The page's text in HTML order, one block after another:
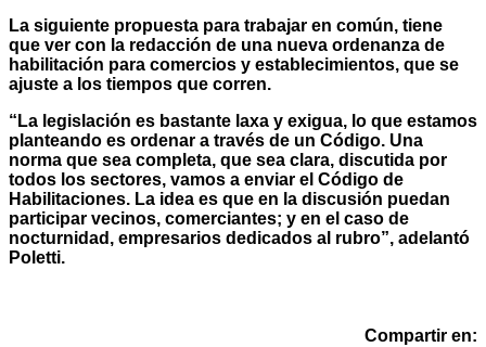
La siguiente propuesta para trabajar en común, tiene
que ver con la redacción de una nueva ordenanza de
habilitación para comercios y establecimientos, que se
ajuste a los tiempos que corren.
“La legislación es bastante laxa y exigua, lo que estamos
planteando es ordenar a través de un Código. Una
norma que sea completa, que sea clara, discutida por
todos los sectores, vamos a enviar el Código de
Habilitaciones. La idea es que en la discusión puedan
participar vecinos, comerciantes; y en el caso de
nocturnidad, empresarios dedicados al rubro”, adelantó
Poletti.
Compartir en: